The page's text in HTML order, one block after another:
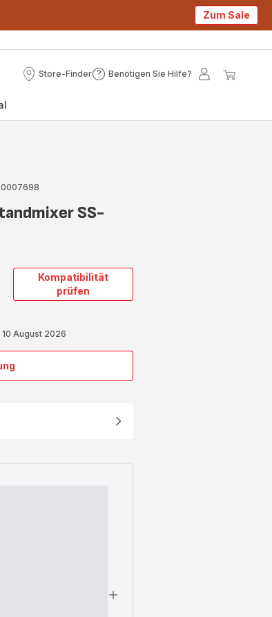
Zum Sale
Store-Finder
Store-
Benötigen Sie Hilfe?
Benötigen
Mein
SS-
Kompatibilität
prüfen
August 2026